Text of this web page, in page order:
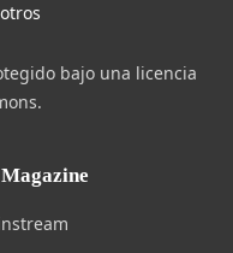
bajo una licencia